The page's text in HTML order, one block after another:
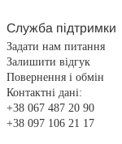
Служба підтримки
Задати нам питання
Залишити відгук
Повернення і обмін
Контактні дані:
+38 067 487 20 90
+38 097 106 21 17